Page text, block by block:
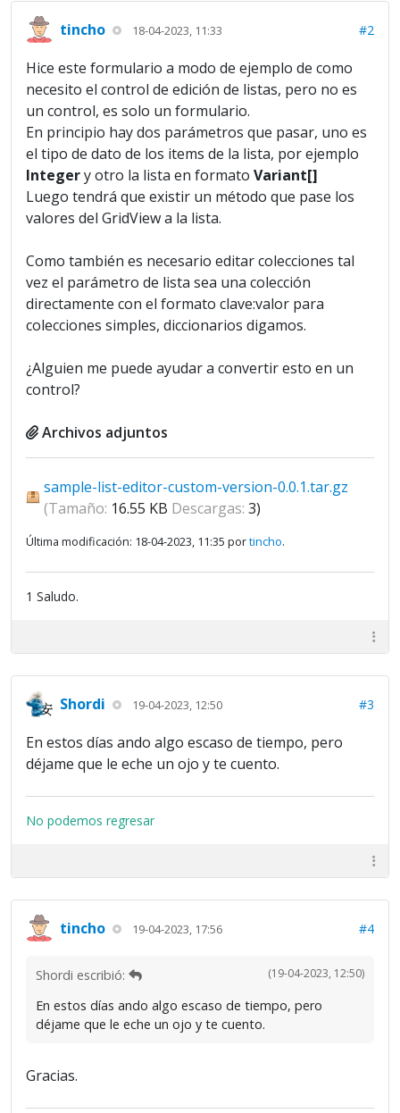
tincho 18-04-2023, 11:33 #2
Hice este formulario a modo de ejemplo de como
necesito el control de edición de listas, pero no es
un control, es solo un formulario.
En principio hay dos parámetros que pasar, uno es
el tipo de dato de los items de la lista, por ejemplo
Integery otro la lista en formato Variant[]
Luego tendrá que existir un método que pase los
valores del GridView a la lista.
Como también es necesario editar colecciones tal
vez el parámetro de lista sea una colección
directamente con el formato clave:valor para
colecciones simples, diccionarios digamos.
¿Alguien me puede ayudar a convertir esto en un
control?
Archivos adjuntos
sample-list-editor-custom-version-0.0.1.tar.gz
(Tamaño: 16.55 KB Descargas: 3)
Última modificación: 18-04-2023, 11:35 portincho.
1 Saludo.
Shordi 19-04-2023, 12:50 #3
En estos días ando algo escaso de tiempo, pero
déjame que le eche un ojo y te cuento.
No podemos regresar
tincho 19-04-2023, 17:56 #4
(19-04-2023, 12:50)
Shordi escribió:
En estos días ando algo escaso de tiempo, pero
déjame que le eche un ojo y te cuento.
Gracias.